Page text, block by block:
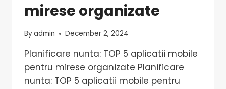
mirese organizate
Byadmin December 2, 2024
Planificare nunta: TOP 5 aplicatii mobile
pentru mirese organizate Planificare
nunta: TOP 5 aplicatii mobile pentru